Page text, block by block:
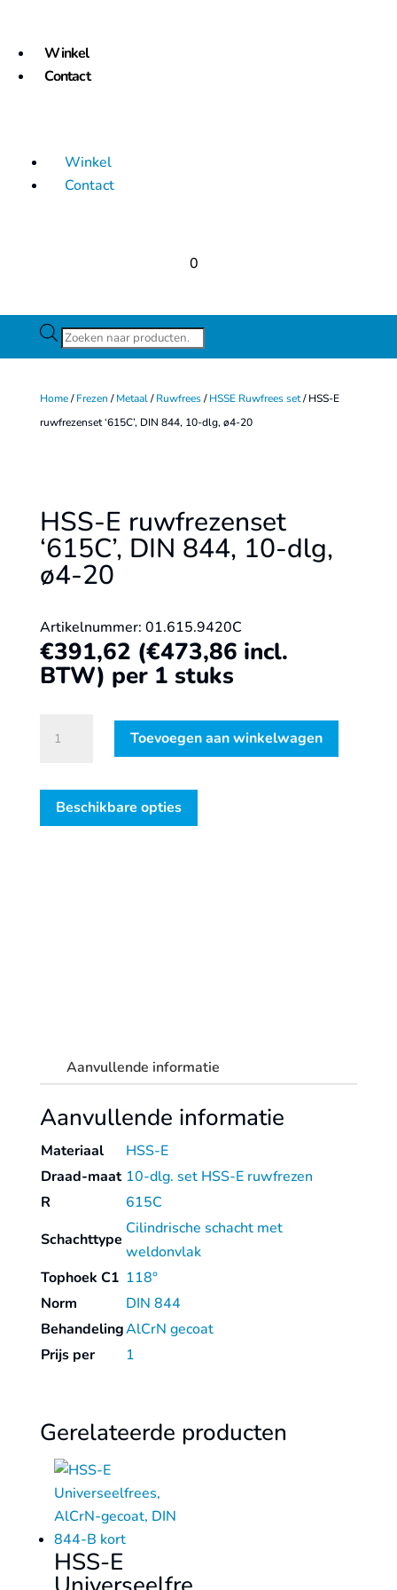
Winkel
Contact
Winkel
Contact
0
Producten
zoeken
Home/Frezen /Metaal/Ruwfrees/HSSE Ruwfrees set/ HSS-E
ruwfrezenset ‘615C’, DIN 844, 10-dlg, ø4-20
HSS-E ruwfrezenset
‘615C’, DIN 844, 10-dlg,
ø4-20
Artikelnummer: 01.615.9420C
€391,62 (€473,86 incl.
BTW) per 1 stuks
'615C',
Toevoegen aan winkelwagen
Beschikbare opties
Aanvullende informatie
Aanvullende informatie
Materiaal
HSS-E
Draad-maat 10-dlg. set HSS-E ruwfrezen
R
615C
Schachttype
Cilindrische schacht met
weldonvlak
Tophoek C1 118°
Norm
DIN 844
BehandelingAlCrN gecoat
Prijs per
1
Gerelateerde producten
HSS-E